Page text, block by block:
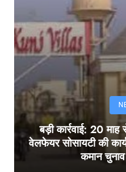
बड़ी कार्रवाई: 20
वेलफेयर सोसायटी की
कमान चुनाव